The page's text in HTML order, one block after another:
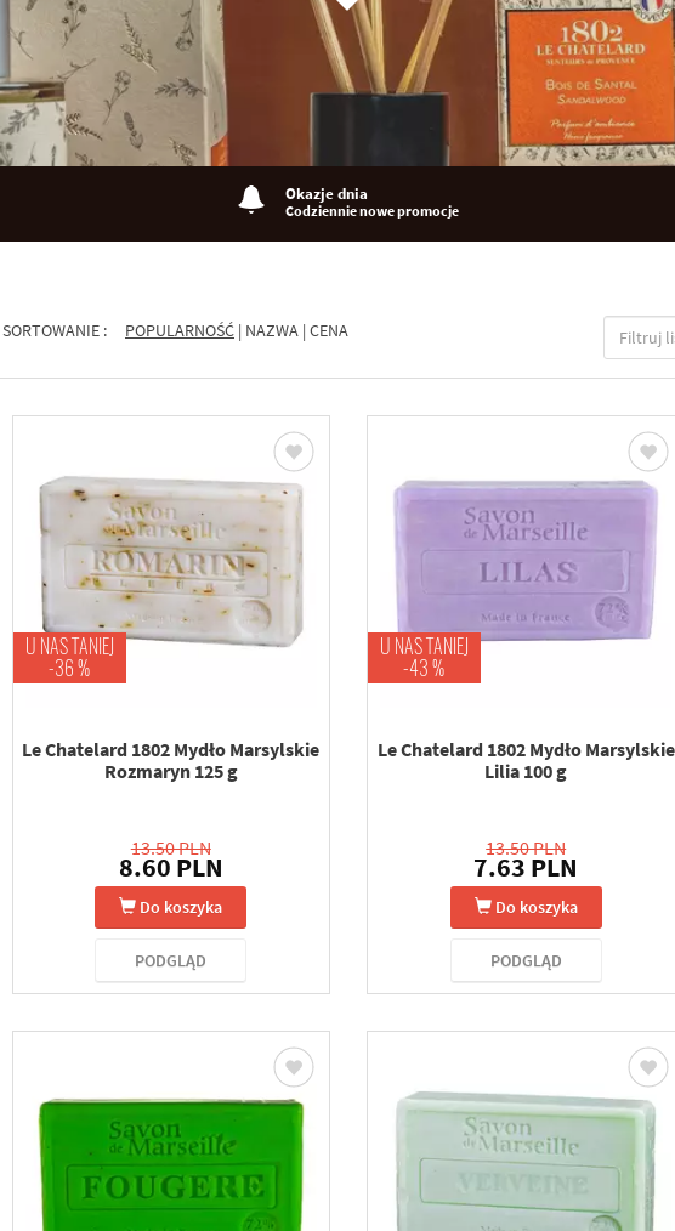
Okazje dnia
Codziennie nowe promocje
SORTOWANIE : POPULARNOŚĆ | NAZWA | CENA
U NAS TANIEJ
-36 %
Le Chatelard 1802 Mydło Marsylskie
Rozmaryn 125 g
13.50 PLN
8.60 PLN
Do koszyka
PODGLĄD
U NAS TANIEJ
-43 %
Le Chatelard 1802 Mydło Marsylskie
Lilia 100 g
13.50 PLN
7.63 PLN
Do koszyka
PODGLĄD